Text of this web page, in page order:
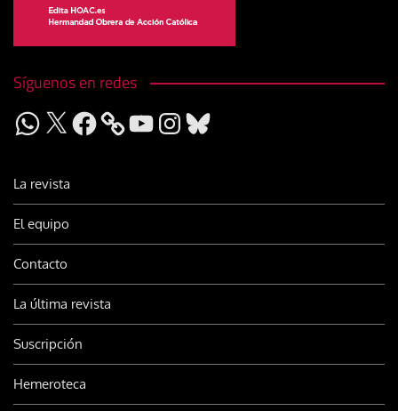
Síguenos en redes
WhatsApp
X Facebook YouTubeInstagram
Bluesky
La revista
El equipo
Contacto
La última revista
Suscripción
Hemeroteca